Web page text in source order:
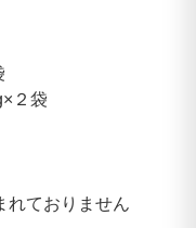
２袋
れておりません